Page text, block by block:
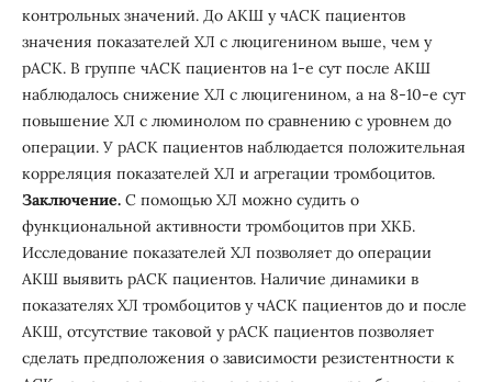
контрольных значений. До АКШ у чАСК пациентов
значения показателей ХЛ с люцигенином выше, чем у
рАСК. В группе чАСК пациентов на 1-е сут после АКШ
наблюдалось снижение ХЛ с люцигенином, а на 8-10-е сут
повышение ХЛ с люминолом по сравнению с уровнем до
операции. У рАСК пациентов наблюдается положительная
корреляция показателей ХЛ и агрегации тромбоцитов.
Заключение.С помощью ХЛ можно судить о
функциональной активности тромбоцитов при ХКБ.
Исследование показателей ХЛ позволяет до операции
АКШ выявить рАСК пациентов. Наличие динамики в
показателях ХЛ тромбоцитов у чАСК пациентов до и после
АКШ, отсутствие таковой у рАСК пациентов позволяет
сделать предположения о зависимости резистентности к